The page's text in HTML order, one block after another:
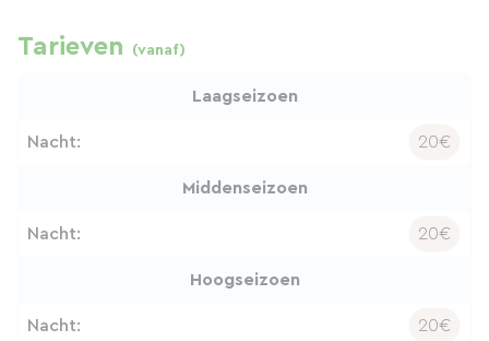
Tarieven (vanaf)
Laagseizoen
Nacht: 20€
Middenseizoen
Nacht: 20€
Hoogseizoen
Nacht: 20€